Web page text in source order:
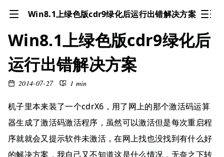
Win8.1上绿色版cdr9绿化后运行出错解决方案
Win8.1上绿色版cdr9绿化后
运行出错解决方案
2014-07-27 1 min
机子里本来装了一个cdrX6，用了网上的那个激活码运算
器生成了激活码激活程序，虽然可以激活但是每次重启程
序就就会又提示软件未激活，在网上找也没找到有什么好
的解决方案，我自己又不知道这是什么情况，无奈之下转